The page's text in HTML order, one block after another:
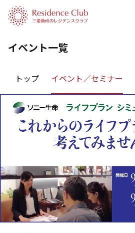
イベント一覧
トップ イベント／セミナー